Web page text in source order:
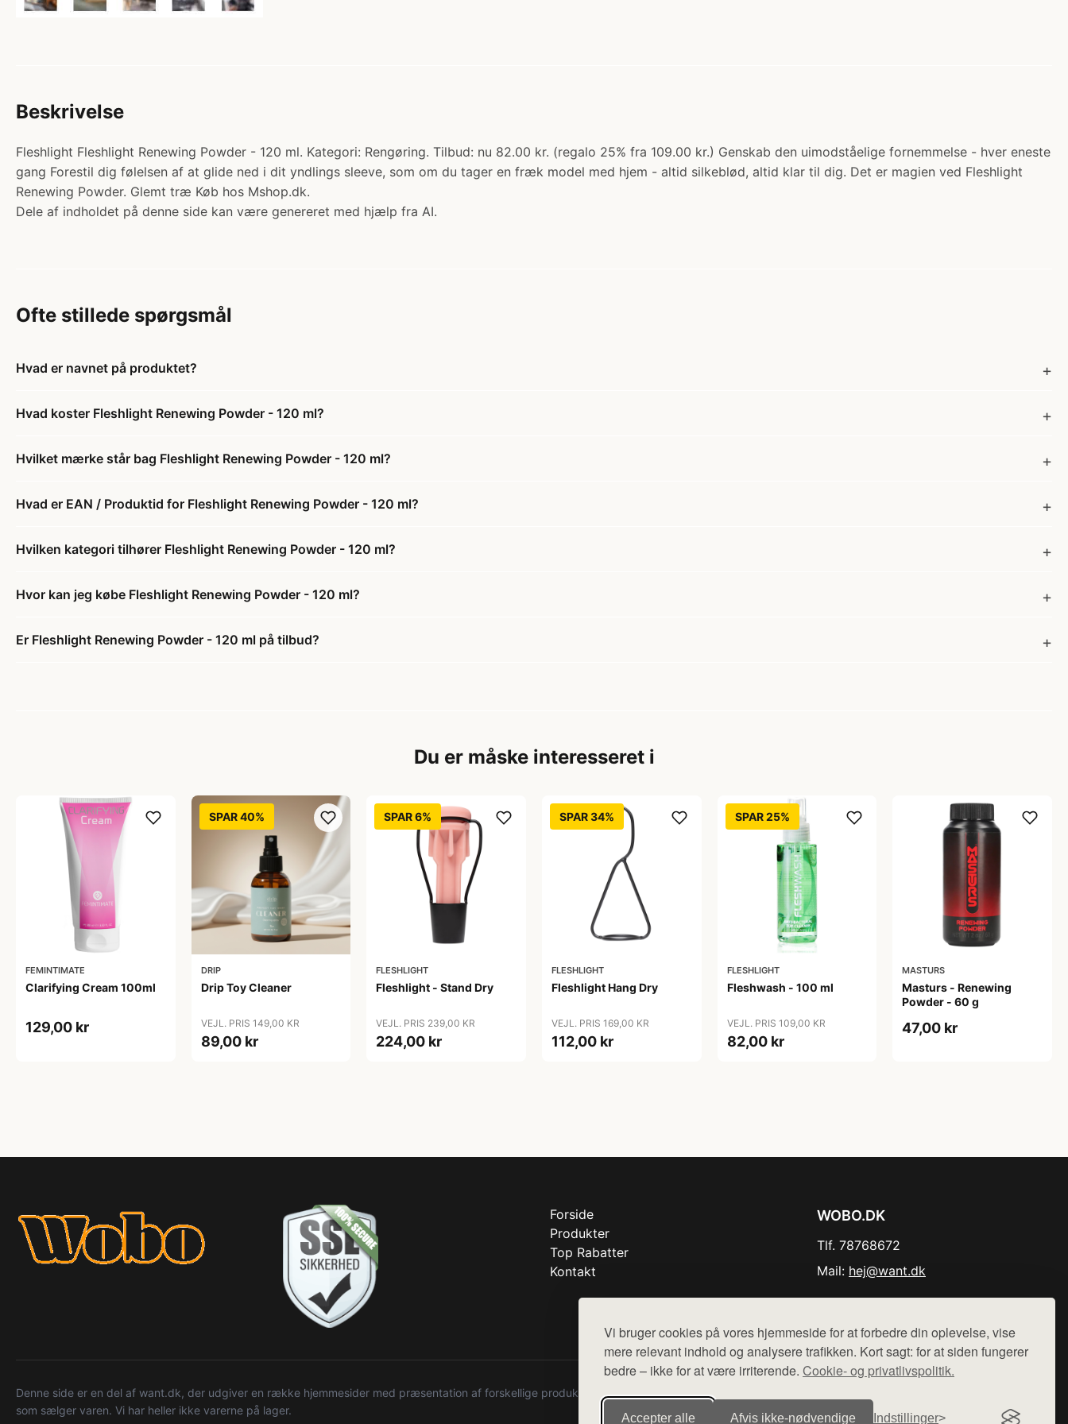
Vi bruger cookies på vores hjemmeside for at forbedre din oplevelse, vise
mere relevant indhold og analysere trafikken. Kort sagt: for at siden fungerer
bedre – ikke for at være irriterende. Cookie- og privatlivspolitik.
Accepter alle Afvis ikke‑nødvendige Indstillinger
Beskrivelse
Fleshlight Fleshlight Renewing Powder - 120 ml. Kategori: Rengøring. Tilbud: nu 82.00 kr. (regalo 25% fra 109.00 kr.) Genskab den uimodståelige fornemmelse - hver eneste
gang Forestil dig følelsen af at glide ned i dit yndlings sleeve, som om du tager en fræk model med hjem - altid silkeblød, altid klar til dig. Det er magien ved Fleshlight
Renewing Powder. Glemt træ Køb hos Mshop.dk.
Dele af indholdet på denne side kan være genereret med hjælp fra AI.
Ofte stillede spørgsmål
Hvad er navnet på produktet?
Hvad koster Fleshlight Renewing Powder - 120 ml?
Hvilket mærke står bag Fleshlight Renewing Powder - 120 ml?
Hvad er EAN / Produktid for Fleshlight Renewing Powder - 120 ml?
Hvilken kategori tilhører Fleshlight Renewing Powder - 120 ml?
Hvor kan jeg købe Fleshlight Renewing Powder - 120 ml?
Er Fleshlight Renewing Powder - 120 ml på tilbud?
Du er måske interesseret i
FEMINTIMATE
Clarifying Cream 100ml
129,00 kr
SPAR 40%
DRIP
Drip Toy Cleaner
VEJL. PRIS 149,00 KR
89,00 kr
SPAR 6%
FLESHLIGHT
Fleshlight - Stand Dry
VEJL. PRIS 239,00 KR
224,00 kr
SPAR 34%
FLESHLIGHT
Fleshlight Hang Dry
VEJL. PRIS 169,00 KR
112,00 kr
SPAR 25%
FLESHLIGHT
Fleshwash - 100 ml
VEJL. PRIS 109,00 KR
82,00 kr
MASTURS
Masturs - Renewing
Powder - 60 g
47,00 kr
Forside
Produkter
Top Rabatter
Kontakt
WOBO.DK
Tlf. 78768672
Mail: hej@want.dk
Denne side er en del af want.dk, der udgiver en række hjemmesider med præsentation af forskellige produkter fra diverse webshops. Der sælges ikke varer fra denne side - vi henviser til de shops,
som sælger varen. Vi har heller ikke varerne på lager.